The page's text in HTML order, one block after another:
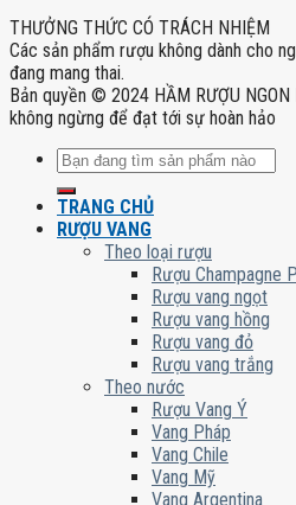
THƯỞNG THỨC CÓ TRÁCH NHIỆM
Các sản phẩm rượu không dành cho
đang mang thai.
Bản quyền © 2024 HẦM RƯỢU
không ngừng để đạt tới sự hoàn hảo
Tìm
TRANG CHỦ
RƯỢU VANG
Theo loại rượu
Rượu Champagne
Rượu vang ngọt
Rượu vang hồng
Rượu vang đỏ
Rượu vang trắng
Theo nước
Rượu Vang Ý
Vang Pháp
Vang Chile
Vang Mỹ
Vang Argentina